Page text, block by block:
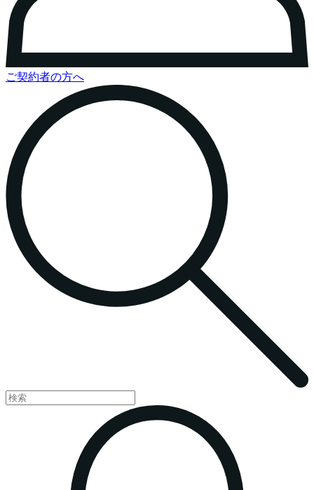
ご契約者の方へ